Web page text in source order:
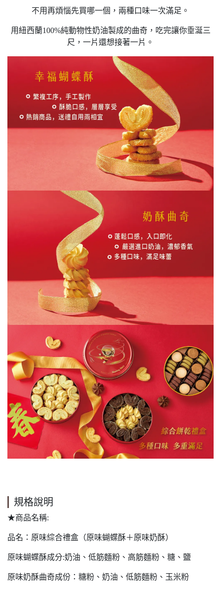
不用再煩惱先買哪一個，兩種口味一次滿足。
用紐西蘭100%純動物性奶油製成的曲奇，吃完讓你垂涎三
尺，一片還想接著一片。
規格說明
★商品名稱:
品名：原味綜合禮盒（原味蝴蝶酥＋原味奶酥）
原味蝴蝶酥成分:奶油、低筋麵粉、高筋麵粉、糖、鹽
原味奶酥曲奇成份：糖粉、奶油、低筋麵粉、玉米粉